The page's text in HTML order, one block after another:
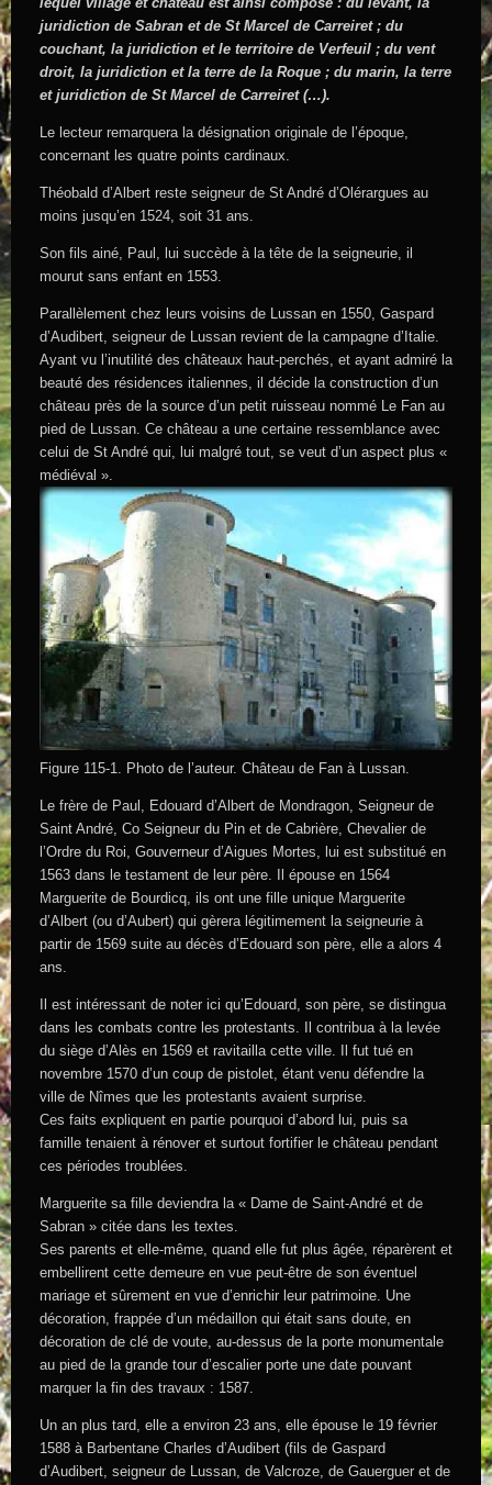
juridiction de Sabran et de St Marcel de Carreiret ; du
couchant, la juridiction et le territoire de Verfeuil ; du vent
droit, la juridiction et la terre de la Roque ; du marin, la terre
et juridiction de St Marcel de Carreiret (…).
Le lecteur remarquera la désignation originale de l’époque,
concernant les quatre points cardinaux.
Théobald d’Albert reste seigneur de St André d’Olérargues au
moins jusqu’en 1524, soit 31 ans.
Son fils ainé, Paul, lui succède à la tête de la seigneurie, il
mourut sans enfant en 1553.
Parallèlement chez leurs voisins de Lussan en 1550, Gaspard
d’Audibert, seigneur de Lussan revient de la campagne d’Italie.
Ayant vu l’inutilité des châteaux haut-perchés, et ayant admiré la
beauté des résidences italiennes, il décide la construction d’un
château près de la source d’un petit ruisseau nommé Le Fan au
pied de Lussan. Ce château a une certaine ressemblance avec
celui de St André qui, lui malgré tout, se veut d’un aspect plus «
médiéval ».
Figure 115-1. Photo de l’auteur. Château de Fan à Lussan.
Le frère de Paul, Edouard d’Albert de Mondragon, Seigneur de
Saint André, Co Seigneur du Pin et de Cabrière, Chevalier de
l’Ordre du Roi, Gouverneur d’Aigues Mortes, lui est substitué en
1563 dans le testament de leur père. Il épouse en 1564
Marguerite de Bourdicq, ils ont une fille unique Marguerite
d’Albert (ou d’Aubert) qui gèrera légitimement la seigneurie à
partir de 1569 suite au décès d’Edouard son père, elle a alors 4
ans.
Il est intéressant de noter ici qu’Edouard, son père, se distingua
dans les combats contre les protestants. Il contribua à la levée
du siège d’Alès en 1569 et ravitailla cette ville. Il fut tué en
novembre 1570 d’un coup de pistolet, étant venu défendre la
ville de Nîmes que les protestants avaient surprise.
Ces faits expliquent en partie pourquoi d’abord lui, puis sa
famille tenaient à rénover et surtout fortifier le château pendant
ces périodes troublées.
Marguerite sa fille deviendra la « Dame de Saint-André et de
Sabran » citée dans les textes.
Ses parents et elle-même, quand elle fut plus âgée, réparèrent et
embellirent cette demeure en vue peut-être de son éventuel
mariage et sûrement en vue d’enrichir leur patrimoine. Une
décoration, frappée d’un médaillon qui était sans doute, en
décoration de clé de voute, au-dessus de la porte monumentale
au pied de la grande tour d’escalier porte une date pouvant
marquer la fin des travaux : 1587.
Un an plus tard, elle a environ 23 ans, elle épouse le 19 février
1588 à Barbentane Charles d’Audibert (fils de Gaspard
d’Audibert, seigneur de Lussan, de Valcroze, de Gauerguer et de